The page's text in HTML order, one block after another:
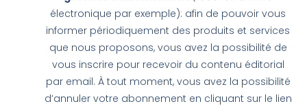
électronique par exemple): afin de pouvoir vous
informer périodiquement des produits et services
que nous proposons, vous avez la possibilité de
vous inscrire pour recevoir du contenu éditorial
par email. À tout moment, vous avez la possibilité
d’annuler votre abonnement en cliquant sur le lien